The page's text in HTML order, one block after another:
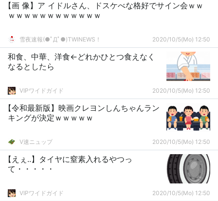
【画 像】ア イドルさん、ドスケべな格好でサイン会ｗｗ
ｗｗｗｗｗｗｗｗｗｗｗｗ
雪夜速報(●ﾟДﾟ●)TWINEWS！ 2020/10/5(Mo) 12:50
和食、中華、洋食←どれかひとつ食えなく
なるとしたら
VIPワイドガイド 2020/10/5(Mo) 12:50
【令和最新版】映画クレヨンしんちゃんラン
キングが決定ｗｗｗｗｗ
V速ニュップ 2020/10/5(Mo) 12:50
【えぇ..】タイヤに窒素入れるやつっ
て・・・・・
VIPワイドガイド 2020/10/5(Mo) 12:50